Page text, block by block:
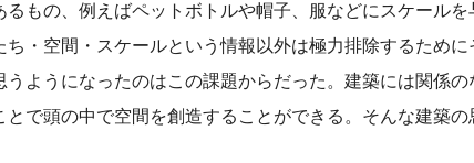
もの、例えばペットボトルや帽子、服などにスケールを
・空間・スケールという情報以外は極力排除するために
ようになったのはこの課題からだった。建築には関係の
で頭の中で空間を創造することができる。そんな建築の